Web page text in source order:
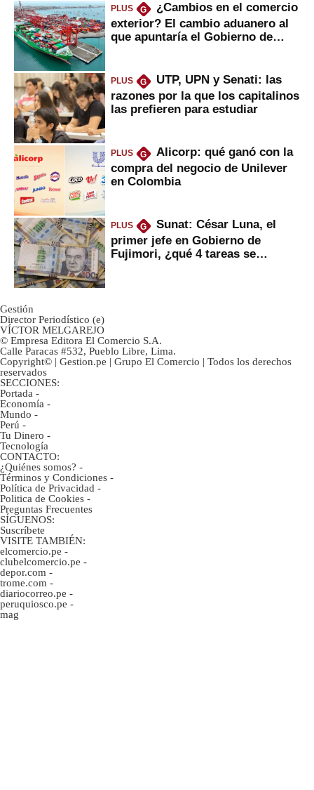
PLUS G
¿Cambios en el comercio
exterior? El cambio aduanero al
que apuntaría el Gobierno de
PLUS G
UTP, UPN y Senati: las
razones por la que los capitalinos
las prefieren para estudiar
PLUS G
Alicorp: qué ganó con la
compra del negocio de Unilever
en Colombia
PLUS G
Sunat: César Luna, el
primer jefe en Gobierno de
Fujimori, ¿qué 4 tareas se
Gestión
Director Periodístico (e)
VÍCTOR MELGAREJO
© Empresa Editora El Comercio S.A.
Calle Paracas #532, Pueblo Libre, Lima.
Copyright© | Gestion.pe | Grupo El Comercio | Todos los derechos
reservados
SECCIONES:
Portada -
Economía -
Mundo -
Perú -
Tu Dinero -
Tecnología
CONTACTO:
¿Quiénes somos? -
Términos y Condiciones -
Política de Privacidad -
Politica de Cookies -
Preguntas Frecuentes
SÍGUENOS:
Suscríbete
VISITE TAMBIÉN:
elcomercio.pe -
clubelcomercio.pe -
depor.com -
trome.com -
diariocorreo.pe -
peruquiosco.pe -
mag